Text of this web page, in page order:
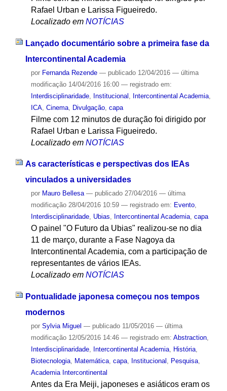
Rafael Urban e Larissa Figueiredo.
Localizado em NOTÍCIAS
Lançado documentário sobre a primeira fase da
Intercontinental Academia
por Fernanda Rezende — publicado12/04/2016 — última
modificação14/04/2016 16:00 — registrado em:
Interdisciplinaridade, Institucional Intercontinental Academia,
ICA, Cinema, Divulgação, capa
Filme com 12 minutos de duração foi dirigido por
Rafael Urban e Larissa Figueiredo.
Localizado em NOTÍCIAS
As características e perspectivas dos IEAs
vinculados a universidades
por Mauro Bellesa — publicado27/04/2016 — última
modificação28/04/2016 10:59 — registrado em: Evento,
Interdisciplinaridade, Ubias, Intercontinental Academia, capa
O painel "O Futuro da Ubias" realizou-se no dia
11 de março, durante a Fase Nagoya da
Intercontinental Academia, com a participação de
representantes de vários IEAs.
Localizado em NOTÍCIAS
Pontualidade japonesa começou nos tempos
modernos
por Sylvia Miguel — publicado11/05/2016 — última
modificação12/05/2016 14:46 — registrado em: Abstraction,
Interdisciplinaridade, Intercontinental Academia, História,
Biotecnologia, Matemática, capa, Institucional , Pesquisa,
Academia Intercontinental
Antes da Era Meiji, japoneses e asiáticos eram os